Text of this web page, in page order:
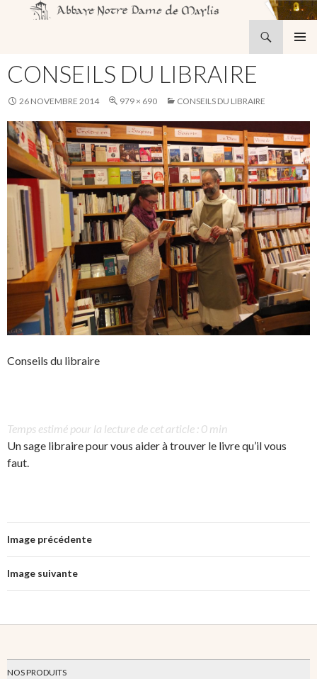
AU
CONTENU
CONSEILS DU LIBRAIRE
26 NOVEMBRE 2014 979 × 690 CONSEILS DU LIBRAIRE
Conseils du libraire
Temps estimé pour la lecture de cet article : 0 min
Un sage libraire pour vous aider à trouver le livre qu’il vous
faut.
Image précédente
Image suivante
NOS PRODUITS